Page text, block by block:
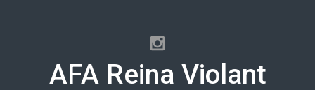
AFA Reina Violant